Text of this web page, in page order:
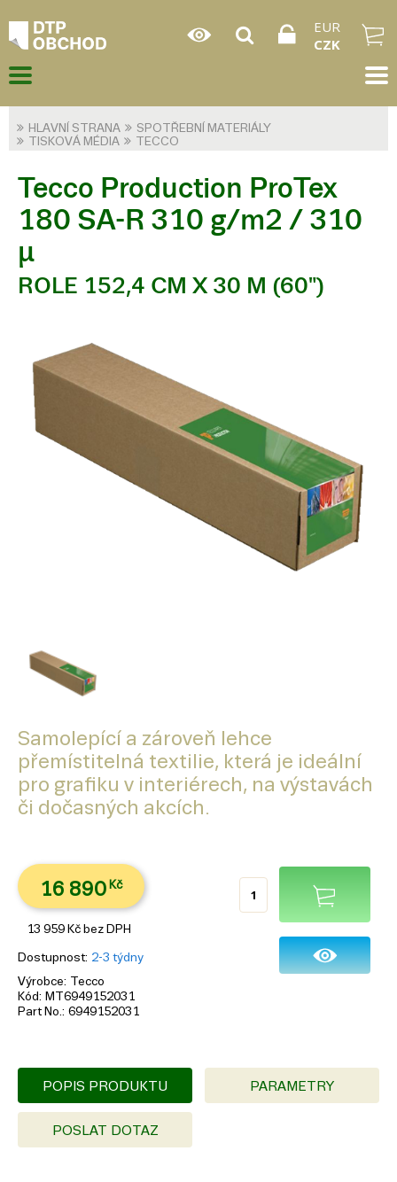
EUR
CZK
HLAVNÍ STRANA
SPOTŘEBNÍ MATERIÁLY
TISKOVÁ MÉDIA
TECCO
Tecco Production ProTex
180 SA-R 310 g/m2 / 310
µ
ROLE 152,4 CM X 30 M (60")
Samolepící a zároveň lehce
přemístitelná textilie, která je ideální
pro grafiku v interiérech, na výstavách
či dočasných akcích.
16 890 Kč
13 959 Kč bez DPH
Dostupnost 2-3 týdny
Výrobce Tecco
Kód
MT6949152031
Part No. 6949152031
POPIS PRODUKTU PARAMETRY
POSLAT DOTAZ